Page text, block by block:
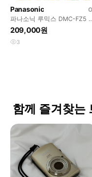
Panasonic
파나소닉 루믹스 DMC-FZ5
지털카메라
209,000원
3
함께 즐겨찾는